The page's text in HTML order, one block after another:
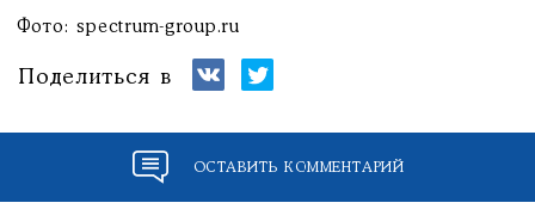
Фото: spectrum-group.ru
Поделиться в
ОСТАВИТЬ КОММЕНТАРИЙ